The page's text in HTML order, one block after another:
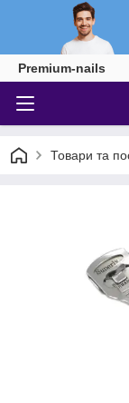
Premium-nails
Товари та